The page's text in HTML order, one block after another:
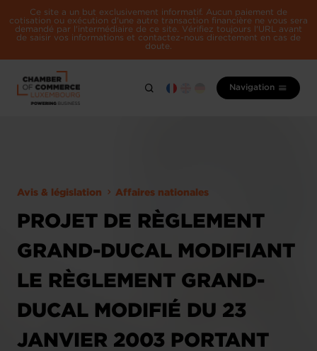
Ce site a un but exclusivement informatif. Aucun paiement de
cotisation ou exécution d'une autre transaction financière ne vous sera
demandé par l'intermédiaire de ce site. Vérifiez toujours l'URL avant
de saisir vos informations et contactez-nous directement en cas de
doute.
Navigation
Avis & législation Affaires nationales
PROJET DE RÈGLEMENT
GRAND-DUCAL MODIFIANT
LE RÈGLEMENT GRAND-
DUCAL MODIFIÉ DU 23
JANVIER 2003 PORTANT